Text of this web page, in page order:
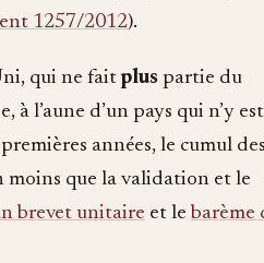
1257/2012).
qui ne faitplus partie du
l’aune d’un pays qui n’y
années, le cumul des
moins que la validation et le
brevet unitaire et le barème